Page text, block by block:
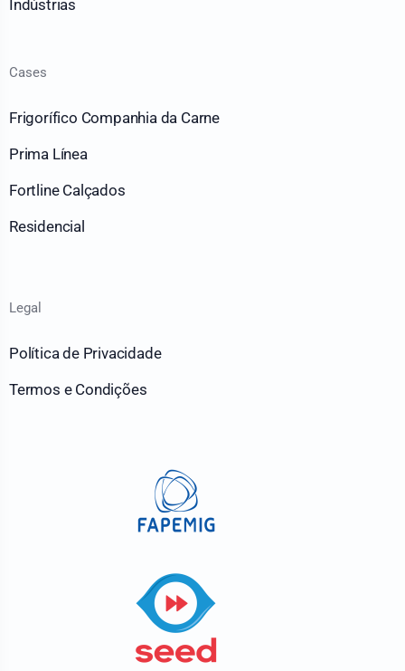
Indústrias
Cases
Frigorífico Companhia da Carne
Prima Línea
Fortline Calçados
Residencial
Legal
Política de Privacidade
Termos e Condições